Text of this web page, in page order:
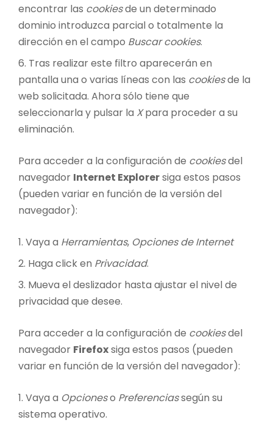
encontrar las cookiesde un determinado
dominio introduzca parcial o totalmente la
dirección en el campo Buscar cookies.
Tras realizar este filtro aparecerán en
pantalla una o varias líneas con las cookiesde la
web solicitada. Ahora sólo tiene que
seleccionarla y pulsar la Xpara proceder a su
eliminación.
Para acceder a la configuración de cookiesdel
navegador Internet Explorersiga estos pasos
(pueden variar en función de la versión del
navegador):
Vaya a Herramientas, Opciones de Internet
Haga click en Privacidad.
Mueva el deslizador hasta ajustar el nivel de
privacidad que desee.
Para acceder a la configuración de cookiesdel
navegador Firefoxsiga estos pasos (pueden
variar en función de la versión del navegador):
Vaya a Opcioneso Preferenciassegún su
sistema operativo.